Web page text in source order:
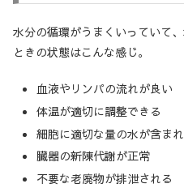
水分の循環がうまくいっていて
ときの状態はこんな感じ。
血液やリンパの流れが良い
体温が適切に調整できる
細胞に適切な量の水が含ま
臓器の新陳代謝が正常
不要な老廃物が排泄される